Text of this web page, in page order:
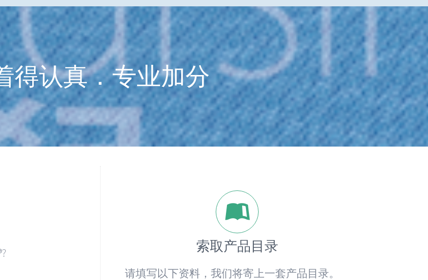
得认真．专业加分
索取产品目录
请填写以下资料，我们将寄上一套产品目录。